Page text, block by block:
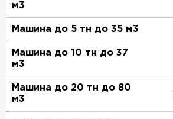
м3
Машина до 5 тн до 35 м3
Машина до 10 тн до 37
м3
Машина до 20 тн до 80
м3